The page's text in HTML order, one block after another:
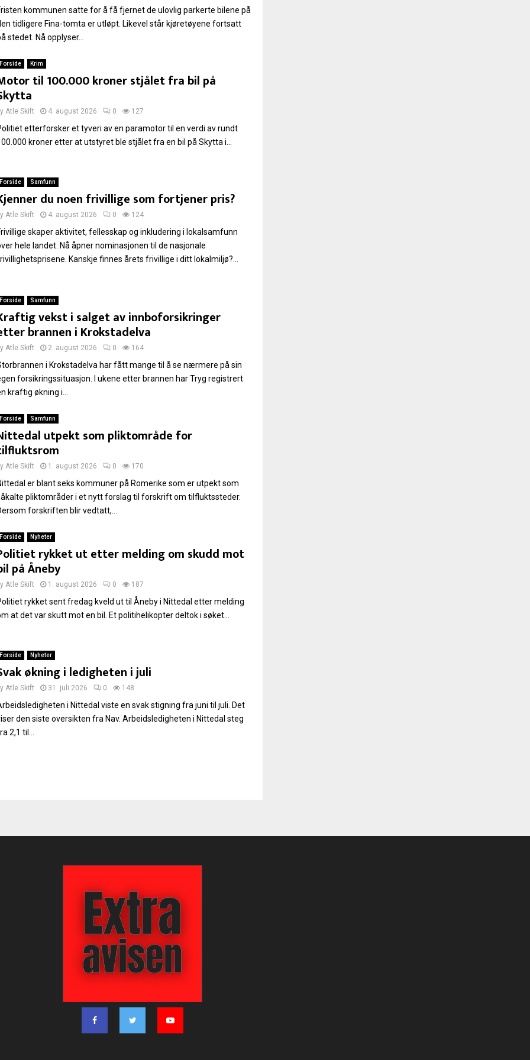
kommunen satte for å få fjernet de ulovlig parkerte bilene på
tidligere Fina-tomta er utløpt. Likevel står kjøretøyene fortsatt
stedet. Nå opplyser...
Forside Krim
til 100.000 kroner stjålet fra bil på
Atle Skift 4. august 2026 0 127
etterforsker et tyveri av en paramotor til en verdi av rundt
kroner etter at utstyret ble stjålet fra en bil på Skytta i...
Forside Samfunn
du noen frivillige som fortjener pris?
Atle Skift 4. august 2026 0 124
skaper aktivitet, fellesskap og inkludering i lokalsamfunn
hele landet. Nå åpner nominasjonen til de nasjonale
Kanskje finnes årets frivillige i ditt lokalmiljø?...
Forside Samfunn
vekst i salget av innboforsikringer
brannen i Krokstadelva
Atle Skift 2. august 2026 0 164
i Krokstadelva har fått mange til å se nærmere på sin
forsikringssituasjon. I ukene etter brannen har Tryg registrert
kraftig økning i...
Forside Samfunn
utpekt som pliktområde for
Atle Skift 1. august 2026 0 170
er blant seks kommuner på Romerike som er utpekt som
pliktområder i et nytt forslag til forskrift om tilfluktssteder.
forskriften blir vedtatt,...
Forside Nyheter
rykket ut etter melding om skudd mot
på Åneby
Atle Skift 1. august 2026 0 187
rykket sent fredag kveld ut til Åneby i Nittedal etter melding
at det var skutt mot en bil. Et politihelikopter deltok i søket...
Forside Nyheter
økning i ledigheten i juli
Atle Skift 31. juli 2026 0 148
i Nittedal viste en svak stigning fra juni til juli. Det
den siste oversikten fra Nav. Arbeidsledigheten i Nittedal steg
2,1 til...